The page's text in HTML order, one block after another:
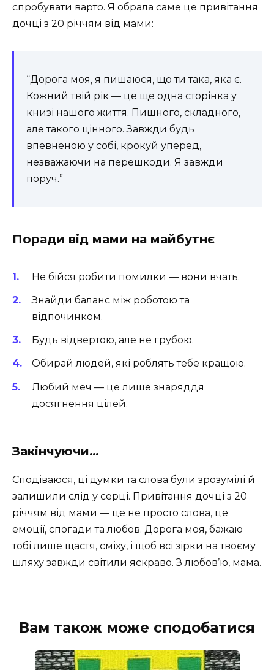
спробувати варто. Я обрала саме це привітання
дочці з 20 річчям від мами:
“Дорога моя, я пишаюся, що ти така, яка є.
Кожний твій рік — це ще одна сторінка у
книзі нашого життя. Пишного, складного,
але такого цінного. Завжди будь
впевненою у собі, крокуй уперед,
незважаючи на перешкоди. Я завжди
поруч.”
Поради від мами на майбутнє
Не бійся робити помилки — вони вчать.
Знайди баланс між роботою та
відпочинком.
Будь відвертою, але не грубою.
Обирай людей, які роблять тебе кращою.
Любий меч — це лише знаряддя
досягнення цілей.
Закінчуючи…
Сподіваюся, ці думки та слова були зрозумілі й
залишили слід у серці. Привітання дочці з 20
річчям від мами — це не просто слова, це
емоції, спогади та любов. Дорога моя, бажаю
тобі лише щастя, сміху, і щоб всі зірки на твоєму
шляху завжди світили яскраво. З любов’ю, мама.
Вам також може сподобатися